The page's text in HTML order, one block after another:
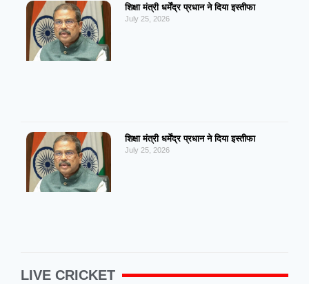
शिक्षा मंत्री धर्मेंद्र प्रधान ने दिया इस्तीफा
July 25, 2026
शिक्षा मंत्री धर्मेंद्र प्रधान ने दिया इस्तीफा
July 25, 2026
LIVE CRICKET